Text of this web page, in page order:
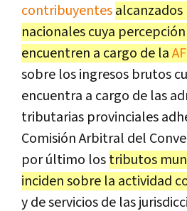
contribuyentes
nacionales cuya
encuentren a cargo de la
sobre los ingresos brutos
encuentra a cargo de las
tributarias provinciales
Comisión Arbitral del
por último lostributos
inciden sobre la actividad
y de servicios de las